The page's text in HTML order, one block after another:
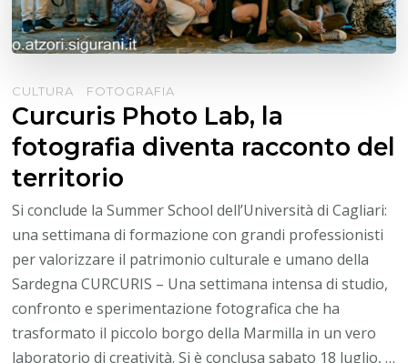
CULTURA FOTOGRAFIA
Curcuris Photo Lab, la
fotografia diventa racconto del
territorio
Si conclude la Summer School dell’Università di Cagliari:
una settimana di formazione con grandi professionisti
per valorizzare il patrimonio culturale e umano della
Sardegna CURCURIS – Una settimana intensa di studio,
confronto e sperimentazione fotografica che ha
trasformato il piccolo borgo della Marmilla in un vero
laboratorio di creatività. Si è conclusa sabato 18 luglio, …